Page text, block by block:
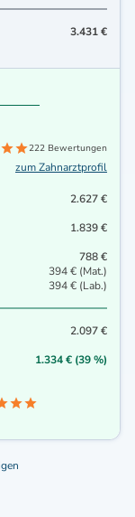
3.431 €
222 Bewertungen
zum Zahnarztprofil
2.627 €
1.839 €
788 €
394 € (Mat.)
394 € (Lab.)
2.097 €
1.334 € (39 %)